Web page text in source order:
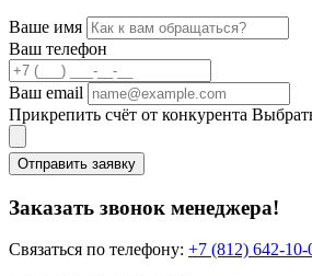
Ваше имя
Ваш телефон
Ваш email
Прикрепить счёт от конкурента
Отправить заявку
Заказать звонок менеджера!
Связаться по телефону: +7 (812) 642-10-